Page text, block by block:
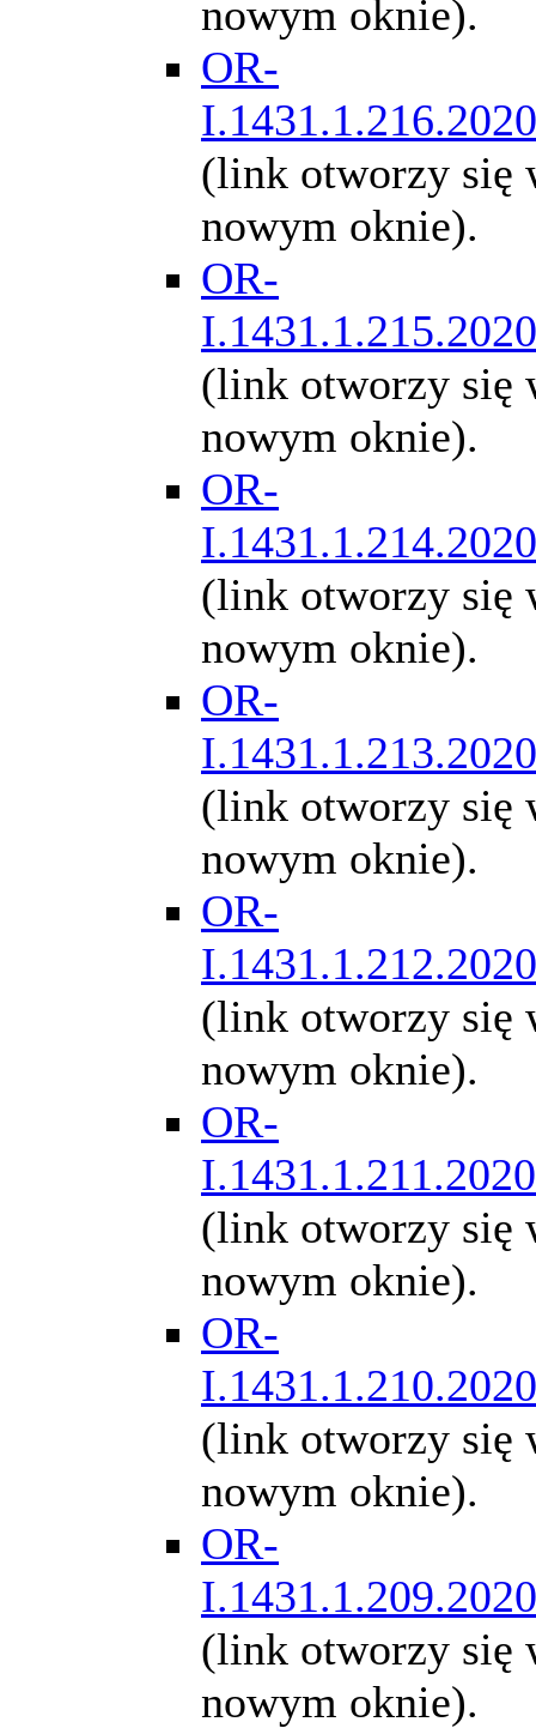
nowym oknie).
OR-
I.1431.1.216.2020
(link otworzy się
nowym oknie).
OR-
I.1431.1.215.2020
(link otworzy się
nowym oknie).
OR-
I.1431.1.214.2020
(link otworzy się
nowym oknie).
OR-
I.1431.1.213.2020
(link otworzy się
nowym oknie).
OR-
I.1431.1.212.2020
(link otworzy się
nowym oknie).
OR-
I.1431.1.211.2020
(link otworzy się
nowym oknie).
OR-
I.1431.1.210.2020
(link otworzy się
nowym oknie).
OR-
I.1431.1.209.2020
(link otworzy się
nowym oknie).